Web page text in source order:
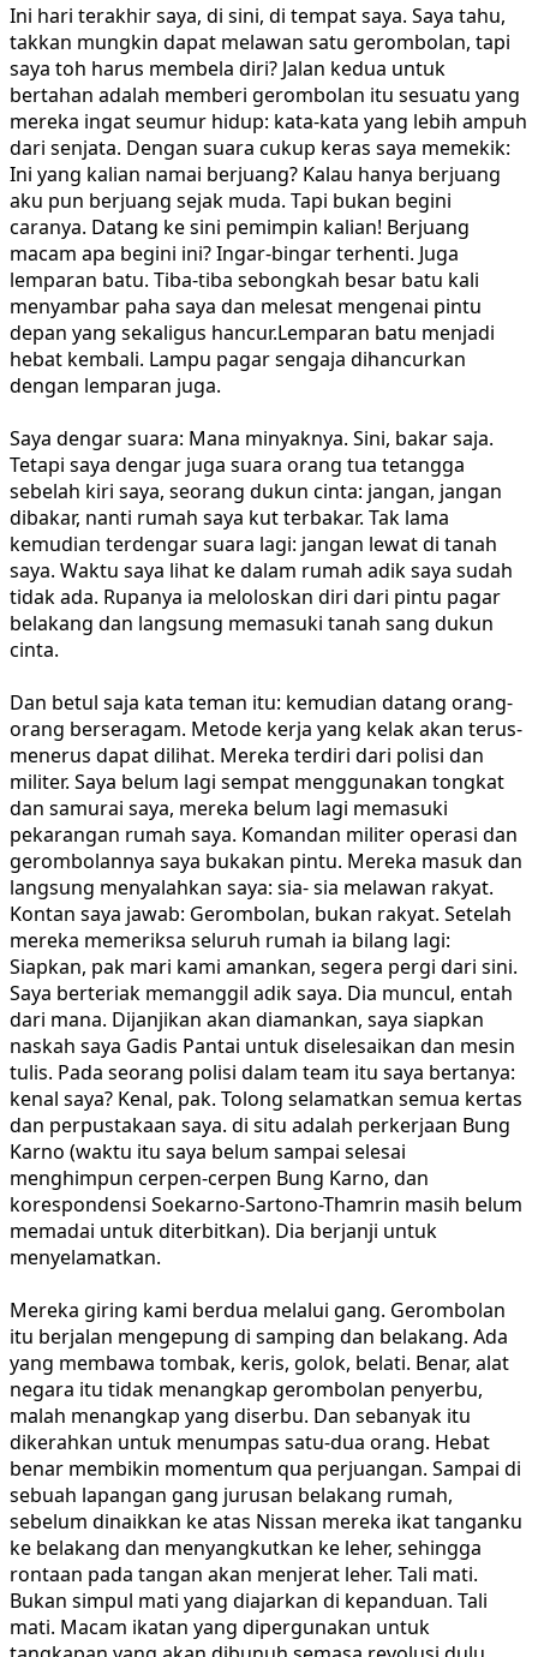
Ini hari terakhir saya, di sini, di tempat saya. Saya tahu,
takkan mungkin dapat melawan satu gerombolan, tapi
saya toh harus membela diri? Jalan kedua untuk
bertahan adalah memberi gerombolan itu sesuatu yang
mereka ingat seumur hidup: kata-kata yang lebih ampuh
dari senjata. Dengan suara cukup keras saya memekik:
Ini yang kalian namai berjuang? Kalau hanya berjuang
aku pun berjuang sejak muda. Tapi bukan begini
caranya. Datang ke sini pemimpin kalian! Berjuang
macam apa begini ini? Ingar-bingar terhenti. Juga
lemparan batu. Tiba-tiba sebongkah besar batu kali
menyambar paha saya dan melesat mengenai pintu
depan yang sekaligus hancur.Lemparan batu menjadi
hebat kembali. Lampu pagar sengaja dihancurkan
dengan lemparan juga.
Saya dengar suara: Mana minyaknya. Sini, bakar saja.
Tetapi saya dengar juga suara orang tua tetangga
sebelah kiri saya, seorang dukun cinta: jangan, jangan
dibakar, nanti rumah saya kut terbakar. Tak lama
kemudian terdengar suara lagi: jangan lewat di tanah
saya. Waktu saya lihat ke dalam rumah adik saya sudah
tidak ada. Rupanya ia meloloskan diri dari pintu pagar
belakang dan langsung memasuki tanah sang dukun
cinta.
Dan betul saja kata teman itu: kemudian datang orang-
orang berseragam. Metode kerja yang kelak akan terus-
menerus dapat dilihat. Mereka terdiri dari polisi dan
militer. Saya belum lagi sempat menggunakan tongkat
dan samurai saya, mereka belum lagi memasuki
pekarangan rumah saya. Komandan militer operasi dan
gerombolannya saya bukakan pintu. Mereka masuk dan
langsung menyalahkan saya: sia- sia melawan rakyat.
Kontan saya jawab: Gerombolan, bukan rakyat. Setelah
mereka memeriksa seluruh rumah ia bilang lagi:
Siapkan, pak mari kami amankan, segera pergi dari sini.
Saya berteriak memanggil adik saya. Dia muncul, entah
dari mana. Dijanjikan akan diamankan, saya siapkan
naskah saya Gadis Pantai untuk diselesaikan dan mesin
tulis. Pada seorang polisi dalam team itu saya bertanya:
kenal saya? Kenal, pak. Tolong selamatkan semua kertas
dan perpustakaan saya. di situ adalah perkerjaan Bung
Karno (waktu itu saya belum sampai selesai
menghimpun cerpen-cerpen Bung Karno, dan
korespondensi Soekarno-Sartono-Thamrin masih belum
memadai untuk diterbitkan). Dia berjanji untuk
menyelamatkan.
Mereka giring kami berdua melalui gang. Gerombolan
itu berjalan mengepung di samping dan belakang. Ada
yang membawa tombak, keris, golok, belati. Benar, alat
negara itu tidak menangkap gerombolan penyerbu,
malah menangkap yang diserbu. Dan sebanyak itu
dikerahkan untuk menumpas satu-dua orang. Hebat
benar membikin momentum qua perjuangan. Sampai di
sebuah lapangan gang jurusan belakang rumah,
sebelum dinaikkan ke atas Nissan mereka ikat tanganku
ke belakang dan menyangkutkan ke leher, sehingga
rontaan pada tangan akan menjerat leher. Tali mati.
Bukan simpul mati yang diajarkan di kepanduan. Tali
mati. Macam ikatan yang dipergunakan untuk